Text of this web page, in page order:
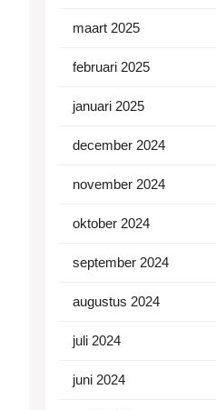
maart 2025
februari 2025
januari 2025
december 2024
november 2024
oktober 2024
september 2024
augustus 2024
juli 2024
juni 2024